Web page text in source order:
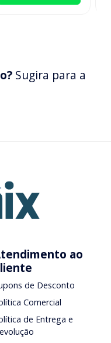
Sugira para a
ao
de Desconto
Comercial
de Entrega e